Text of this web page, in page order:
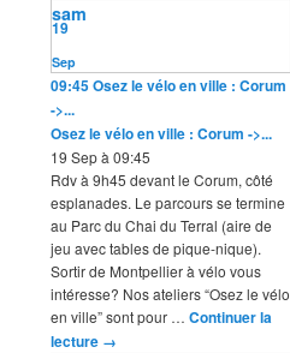
Sep
19
sam
09:45Osez le vélo en ville : Corum
->...
Osez le vélo en ville : Corum ->...
19 Sep à 09:45
Rdv à 9h45 devant le Corum, côté
esplanades. Le parcours se termine
au Parc du Chai du Terral (aire de
jeu avec tables de pique-nique).
Sortir de Montpellier à vélo vous
intéresse? Nos ateliers “Osez le vélo
en ville” sont pour … Continuer la
lecture →